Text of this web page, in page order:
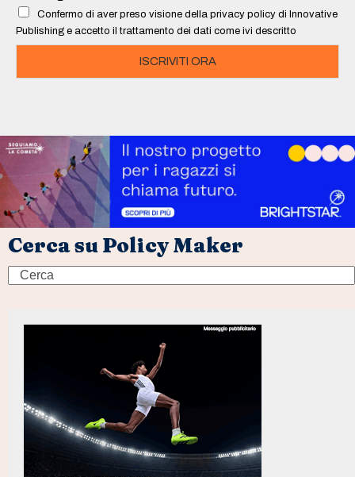
*
Confermo di aver preso visione della privacy policy di Innovative
Publishing e accetto il trattamento dei dati come ivi descritto
ISCRIVITI ORA
Cerca su Policy Maker
Search